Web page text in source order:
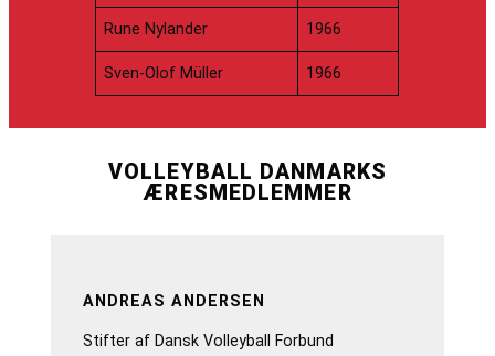
Rune Nylander 1966
Sven-Olof Müller 1966
VOLLEYBALL DANMARKS
ÆRESMEDLEMMER
ANDREAS ANDERSEN
Stifter af Dansk Volleyball Forbund